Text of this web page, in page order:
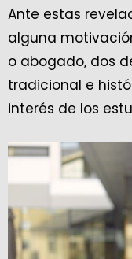
Ante estas
alguna
o abogado, dos
tradicional e
interés de los